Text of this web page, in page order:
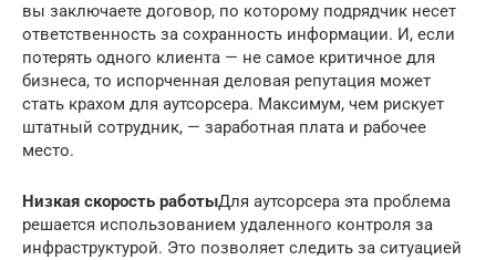
вы заключаете договор, по которому подрядчик несет
ответственность за сохранность информации. И, если
потерять одного клиента — не самое критичное для
бизнеса, то испорченная деловая репутация может
стать крахом для аутсорсера. Максимум, чем рискует
штатный сотрудник, — заработная плата и рабочее
место.
Низкая скорость работыДля аутсорсера эта проблема
решается использованием удаленного контроля за
инфраструктурой. Это позволяет следить за ситуацией